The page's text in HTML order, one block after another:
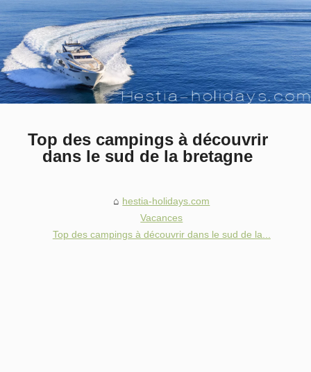
Top des campings à découvrir
dans le sud de la bretagne
hestia-holidays.com
Vacances
Top des campings à découvrir dans le sud de la...